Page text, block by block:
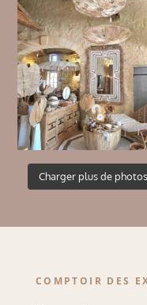
Charger plus de photos
COMPTOIR DES